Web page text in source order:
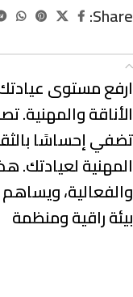
Share:
ارفع مستوى
الأناقة والمهنية.
تضفي إحساسًا
المهنية لعيادتك.
والفعالية،
بيئة راقية ومنظمة